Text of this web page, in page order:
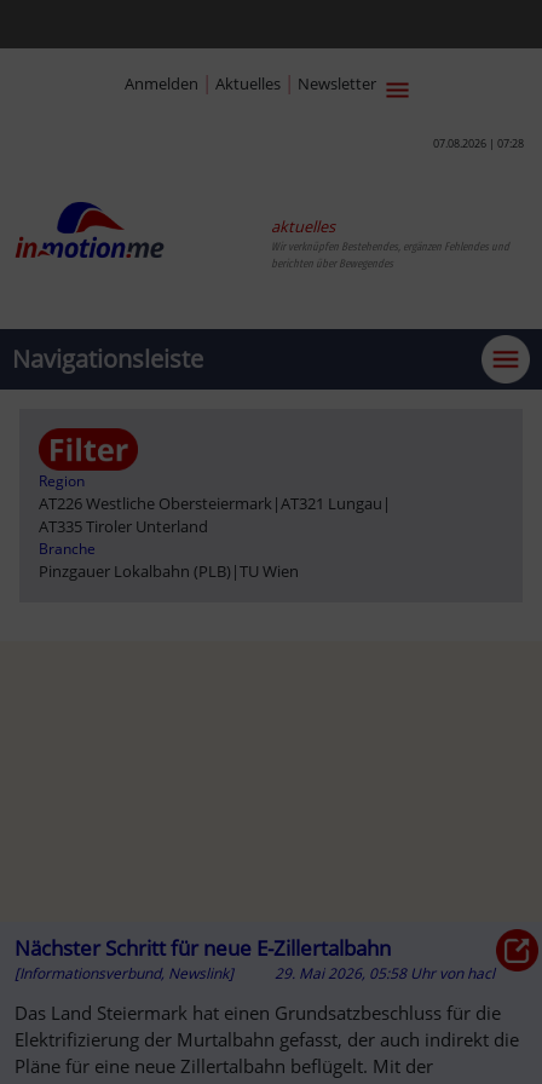
Anmelden | Aktuelles | Newsletter
07.08.2026 | 07:28
aktuelles
Wir verknüpfen Bestehendes, ergänzen Fehlendes und
berichten über Bewegendes
Navigationsleiste
Region
AT226 Westliche Obersteiermark |AT321 Lungau |
AT335 Tiroler Unterland
Branche
Pinzgauer Lokalbahn (PLB) |TU Wien
Nächster Schritt für neue E-Zillertalbahn
[Informationsverbund, Newslink] 29. Mai 2026, 05:58 Uhr vonhacl
Das Land Steiermark hat einen Grundsatzbeschluss für die
Elektrifizierung der Murtalbahn gefasst, der auch indirekt die
Pläne für eine neue Zillertalbahn beflügelt. Mit der